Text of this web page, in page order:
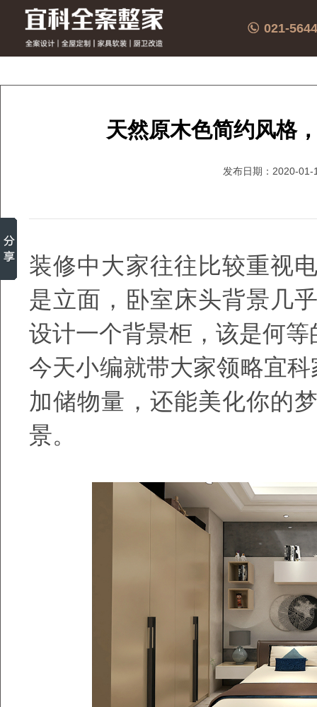
021-
天然原木色简约风格
发布日期：2020-01-
装修中大家往往比较重视
是立面，卧室床头背景几
设计一个背景柜，该是何等
今天小编就带大家领略宜科
加储物量，还能美化你的
景。